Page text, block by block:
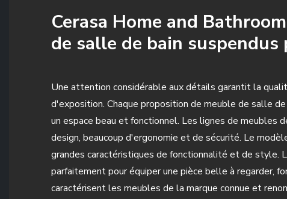
Cerasa Home and
de salle de bain
Une attention considérable aux détails garantit la
d'exposition. Chaque proposition de meuble de salle
un espace beau et fonctionnel. Les lignes de meubles
design, beaucoup d'ergonomie et de sécurité. Le
grandes caractéristiques de fonctionnalité et de style.
parfaitement pour équiper une pièce belle à regarder,
caractérisent les meubles de la marque connue et